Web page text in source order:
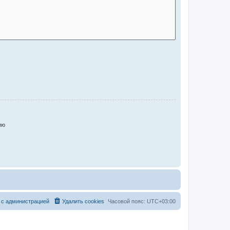
Часовой пояс: UTC+03:00
Удалить cookies
администрацией